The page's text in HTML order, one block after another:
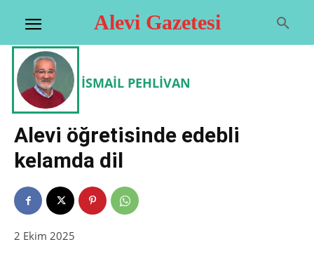
Alevi Gazetesi
İSMAIL PEHLIVAN
Alevi öğretisinde edebli
kelamda dil
2 Ekim 2025